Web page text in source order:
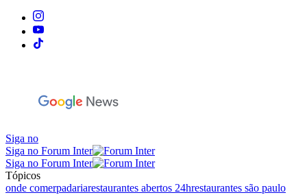
Siga no
Siga no Forum Inter
Siga no Forum Inter
Tópicos
onde comerpadariarestaurantes abertos 24hrestaurantes são paulo